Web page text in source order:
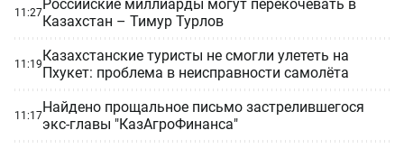
11:27Российские миллиарды могут перекочевать в
Казахстан – Тимур Турлов
11:19Казахстанские туристы не смогли улететь на
Пхукет: проблема в неисправности самолёта
11:17Найдено прощальное письмо застрелившегося
экс-главы "КазАгроФинанса"